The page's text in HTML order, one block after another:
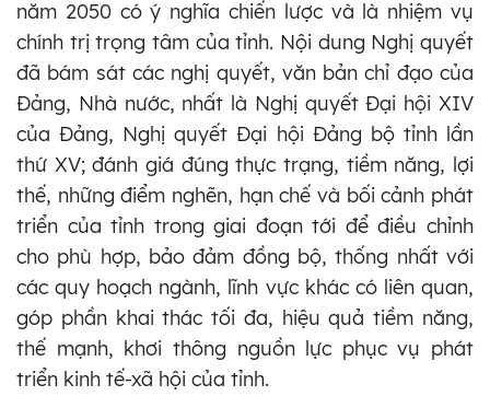
năm 2050 có ý nghĩa chiến lược và là nhiệm vụ
chính trị trọng tâm của tỉnh. Nội dung Nghị quyết
đã bám sát các nghị quyết, văn bản chỉ đạo của
Đảng, Nhà nước, nhất là Nghị quyết Đại hội XIV
của Đảng, Nghị quyết Đại hội Đảng bộ tỉnh lần
thứ XV; đánh giá đúng thực trạng, tiềm năng, lợi
thế, những điểm nghẽn, hạn chế và bối cảnh phát
triển của tỉnh trong giai đoạn tới để điều chỉnh
cho phù hợp, bảo đảm đồng bộ, thống nhất với
các quy hoạch ngành, lĩnh vực khác có liên quan,
góp phần khai thác tối đa, hiệu quả tiềm năng,
thế mạnh, khơi thông nguồn lực phục vụ phát
triển kinh tế-xã hội của tỉnh.